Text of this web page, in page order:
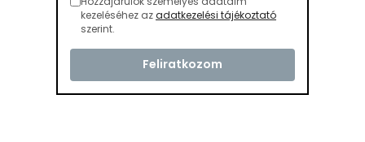
kezeléséhez azadatkezelési tájékoztató
szerint.